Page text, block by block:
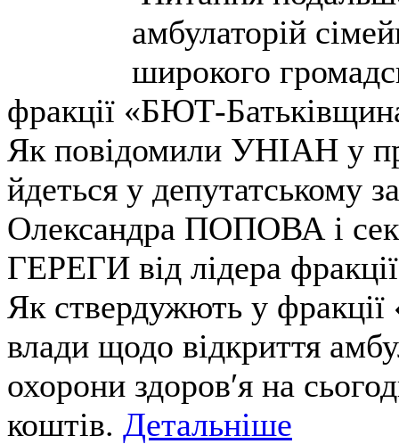
амбулаторій
широкого
фракції «БЮТ-
Як повідомили УНІАН у
йдеться у депутатському
Олександра ПОПОВА і
ГЕРЕГИ від лідера
Як ствердужють у
влади щодо відкриття
охорони здоров′я на
коштів. Детальніше